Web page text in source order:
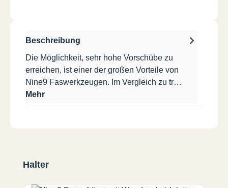
Beschreibung
Die Möglichkeit, sehr hohe Vorschübe zu
erreichen, ist einer der großen Vorteile von
Nine9 Faswerkzeugen. Im Vergleich zu tr…
Mehr
Produktgalerie überspringen
Halter